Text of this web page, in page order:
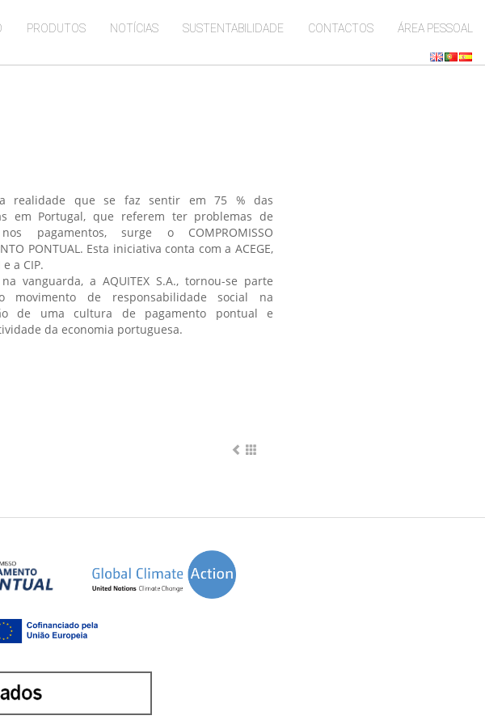
PRODUTOS NOTÍCIAS SUSTENTABILIDADE CONTACTOS ÁREA PESSOAL
realidade que se faz sentir em 75 % das
em Portugal, que referem ter problemas de
pagamentos, surge o COMPROMISSO
PONTUAL. Esta iniciativa conta com a ACEGE,
e a CIP.
vanguarda, a AQUITEX S.A., tornou-se parte
movimento de responsabilidade social na
de uma cultura de pagamento pontual e
da economia portuguesa.